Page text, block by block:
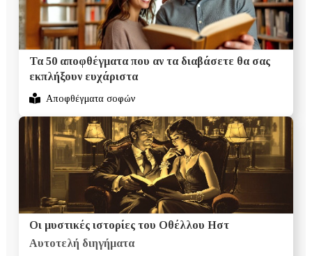
Τα 50 αποφθέγματα που αν τα διαβάσετε θα σας
εκπλήξουν ευχάριστα
Αποφθέγματα σοφών
Οι μυστικές ιστορίες του Οθέλλου Ηστ
Αυτοτελή διηγήματα